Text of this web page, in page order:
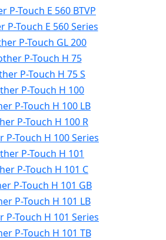
P-Touch E 560 BTVP
P-Touch E 560 Series
P-Touch GL 200
P-Touch H 75
P-Touch H 75 S
P-Touch H 100
P-Touch H 100 LB
P-Touch H 100 R
P-Touch H 100 Series
P-Touch H 101
P-Touch H 101 C
P-Touch H 101 GB
P-Touch H 101 LB
P-Touch H 101 Series
P-Touch H 101 TB